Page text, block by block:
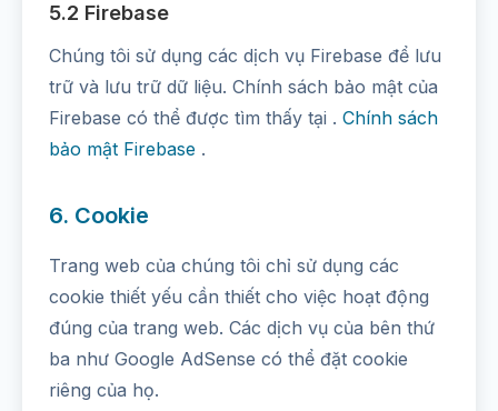
5.2 Firebase
Chúng tôi sử dụng các dịch vụ Firebase để lưu
trữ và lưu trữ dữ liệu. Chính sách bảo mật của
Firebase có thể được tìm thấy tại . Chính sách
bảo mật Firebase .
6. Cookie
Trang web của chúng tôi chỉ sử dụng các
cookie thiết yếu cần thiết cho việc hoạt động
đúng của trang web. Các dịch vụ của bên thứ
ba như Google AdSense có thể đặt cookie
riêng của họ.